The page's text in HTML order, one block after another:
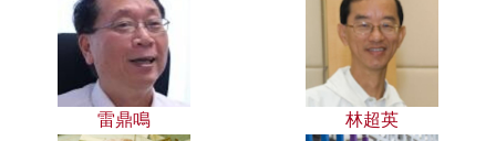
雷鼎鳴 林超英